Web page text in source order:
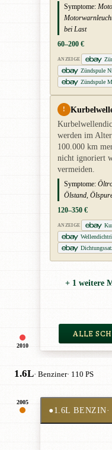
2010
Symptome:
bei Last
60–200 €
ANZEIGE
Zündspule
Zündspule
!
werden im
100.000 km
nicht ignoriert
vermeiden.
Symptome:
Ölstand,
120–350 €
ANZEIGE
+ 1 weitere
ALLE
1.6L· Benziner· 110 PS
2005
●1.6L BENZIN